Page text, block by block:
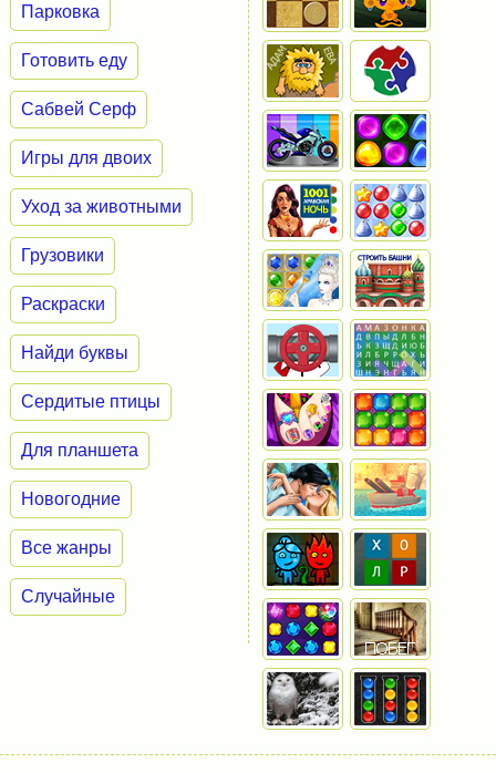
Парковка
Готовить еду
Сабвей Серф
Игры для двоих
Уход за животными
Грузовики
Раскраски
Найди буквы
Сердитые птицы
Для планшета
Новогодние
Все жанры
Случайные